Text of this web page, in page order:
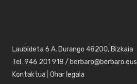
Laubideta 6 A, Durango 48200, Bizkaia
Tel. 946 201 918 / berbaro@berbaro.eus
Kontaktua Ohar legala